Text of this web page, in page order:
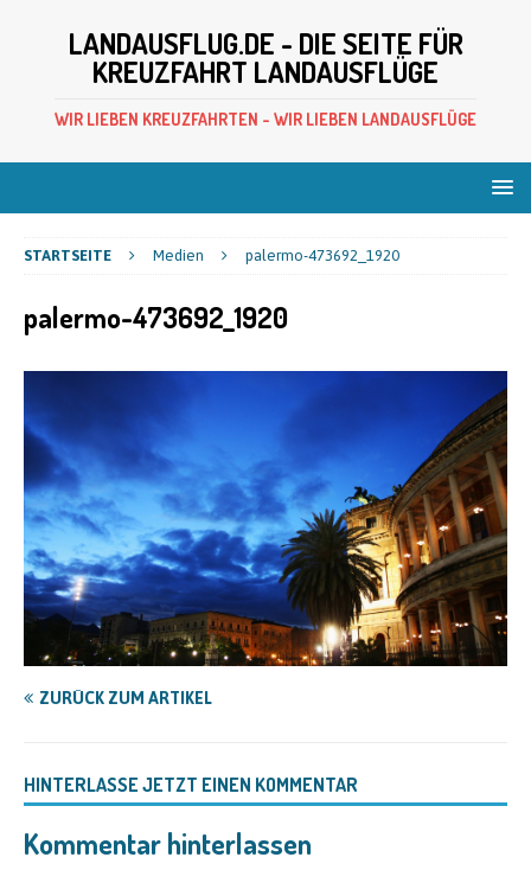
LANDAUSFLUG.DE - DIE SEITE FÜR
KREUZFAHRT LANDAUSFLÜGE
WIR LIEBEN KREUZFAHRTEN - WIR LIEBEN LANDAUSFLÜGE
STARTSEITE Medien palermo-473692_1920
palermo-473692_1920
ZURÜCK ZUM ARTIKEL
HINTERLASSE JETZT EINEN KOMMENTAR
Kommentar hinterlassen